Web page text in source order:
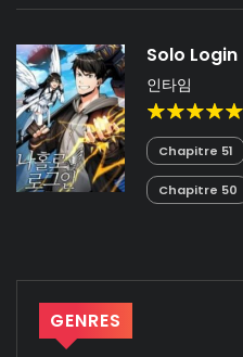
Solo Login
인타임
Chapitre 51
Chapitre 50
GENRES